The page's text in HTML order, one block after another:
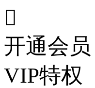

开通会
VIP特权